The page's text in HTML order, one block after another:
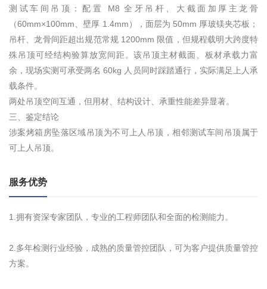
测试车间吊顶：配置 M8 全牙吊杆、大截面加厚主龙骨
（60mm×100mm、壁厚 1.4mm），面层为 50mm 厚玻镁夹芯板；
吊杆、龙骨间距超出规范常规 1200mm 限值，但规程载明大跨度特
殊吊顶可经结构验算放宽间距。该吊顶主材截面、板材承载力富
余，现场实测可承受两名 60kg 人员同时踩踏通行，实际满足上人承
载条件。
两处吊顶空间互通，但用材、结构设计、承重性能差异显著。
三、鉴定结论
涉案烤箱房坠落区域吊顶为不可上人吊顶，相邻测试车间吊顶属于
可上人吊顶。
服务优势
1.拥有资深专家团队，专业的工程师团队和全面的检测能力。
2.多年检测行业经验，成熟的质量管控团队，可为客户提供质量管控
方案。